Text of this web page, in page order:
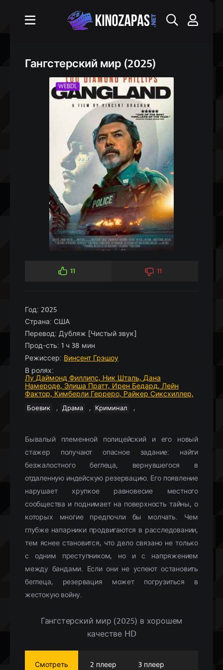
Гангстерский мир (2025)
WEBDL
11 11
Год: 2025
Страна: США
Перевод: Дубляж [Чистый звук]
Прод-сть: 1 ч 38 мин
Режиссер: Винсент Грэшоу
В ролях:
Лу Даймонд Филлипс, Ник Шталь, Дана
Намероде, Элиша Пратт, Ирен Бедард, Лейн
Фактор, Кимберли Герреро, Райкер Сиксхиллер,
Боевик , Драма , Криминал ,
Бывалый племенной полицейский и его новый
стажер получают опасное задание: найти
безжалостного беглеца, вернувшегося в
отдаленную индейскую резервацию. Его появление
нарушает хрупкое равновесие местного
сообщества и поднимает на поверхность тайны, о
которых многие предпочли бы молчать. Чем
глубже напарники продвигаются в расследовании,
тем яснее становится, что дело связано не только
с одним преступником, но и с напряжением
между бандами. Если они не успеют остановить
беглеца, резервация может погрузиться в
жестокую войну.
Гангстерский мир (2025) в хорошем
качестве HD
Смотреть 2 плеер 3 плеер